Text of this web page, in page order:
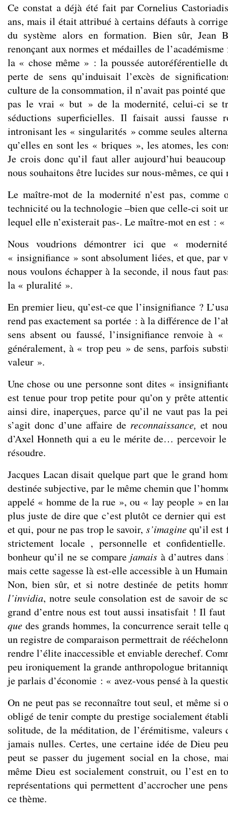
Ce constat a déjà été fait par Cornelius
ans, mais il était attribué à certains défauts à
du système alors en formation. Bien sûr, Jean
renonçant aux normes et médailles de
la « chose même » : la poussée autoréférentielle
perte de sens qu’induisait l’excès de
culture de la consommation, il n’avait pas pointé que
pas le vrai « but » de la modernité, celui-ci se
séductions superficielles. Il faisait aussi fausse
intronisant les « singularités » comme seules
qu’elles en sont les « briques », les atomes, les
Je crois donc qu’il faut aller aujourd’hui
nous souhaitons être lucides sur nous-mêmes, ce qui
Le maître-mot de la modernité n’est pas,
technicité ou la technologie –bien que celle-ci soit
lequel elle n’existerait pas-. Le maître-mot en est :
Nous voudrions démontrer ici que «
« insignifiance » sont absolument liées, et que, par
nous voulons échapper à la seconde, il nous faut
la « pluralité ».
En premier lieu, qu’est-ce que l’insignifiance ?
rend pas exactement sa portée : à la différence de
sens absent ou faussé, l’insignifiance renvoie à
généralement, à « trop peu » de sens, parfois
valeur ».
Une chose ou une personne sont dites «
est tenue pour trop petite pour qu’on y prête
ainsi dire, inaperçues, parce qu’il ne vaut pas la
s’agit donc d’une affaire de reconnaissance, et
d’Axel Honneth qui a eu le mérite de… percevoir
résoudre.
Jacques Lacan disait quelque part que le grand
destinée subjective, par le même chemin que
appelé « homme de la rue », ou « lay people » en
plus juste de dire que c’est plutôt ce dernier qui
et qui, pour ne pas trop le savoir, s’imaginequ’il est
strictement locale , personnelle et
bonheur qu’il ne se compare jamais à d’autres
mais cette sagesse là est-elle accessible à un
Non, bien sûr, et si notre destinée de petits
l’invidia, notre seule consolation est de savoir de
grand d’entre nous est tout aussi insatisfait ! Il
que des grands hommes, la concurrence serait telle
un registre de comparaison permettrait de
rendre l’élite inaccessible et enviable derechef.
peu ironiquement la grande anthropologue
je parlais d’économie : « avez-vous pensé à la
On ne peut pas se reconnaître tout seul, et même si
obligé de tenir compte du prestige socialement
solitude, de la méditation, de l’érémitisme, valeurs
jamais nulles. Certes, une certaine idée de Dieu
peut se passer du jugement social en la chose,
même Dieu est socialement construit, ou l’est en
représentations qui permettent d’accrocher une
ce thème.